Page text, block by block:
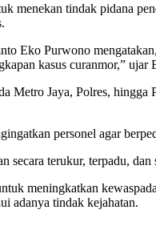
menekan tindak pidana
Eko Purwono
kasus curanmor,” ujar
Metro Jaya, Polres,
personel agar
secara terukur, terpadu,
meningkatkan
adanya tindak kejahatan.